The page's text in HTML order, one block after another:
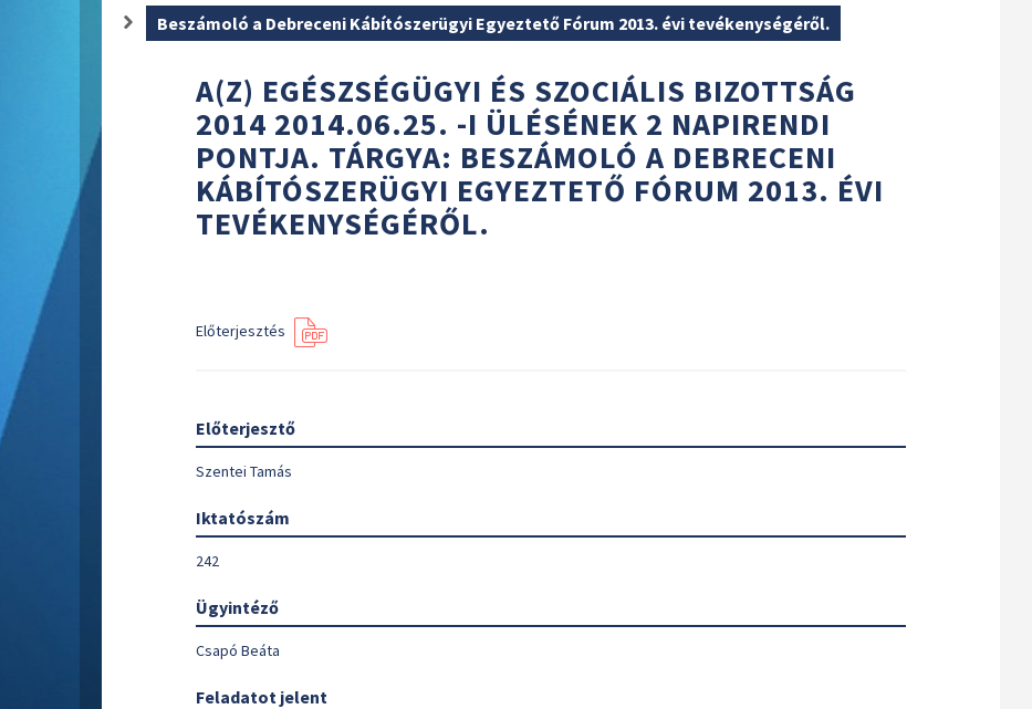
Beszámoló a Debreceni Kábítószerügyi Egyeztető Fórum 2013. évi tevékenységéről.
A(Z) EGÉSZSÉGÜGYI ÉS SZOCIÁLIS BIZOTTSÁG
2014 2014.06.25. -I ÜLÉSÉNEK 2 NAPIRENDI
PONTJA. TÁRGYA: BESZÁMOLÓ A DEBRECENI
KÁBÍTÓSZERÜGYI EGYEZTETŐ FÓRUM 2013. ÉVI
TEVÉKENYSÉGÉRŐL.
Előterjesztés
Előterjesztő
Szentei Tamás
Iktatószám
242
Ügyintéző
Csapó Beáta
Feladatot jelent